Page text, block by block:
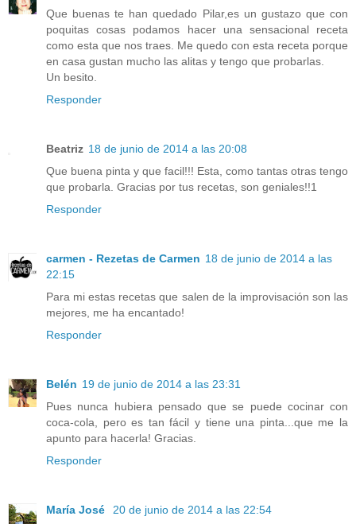
Que buenas te han quedado Pilar,es un gustazo que con
poquitas cosas podamos hacer una sensacional receta
como esta que nos traes. Me quedo con esta receta porque
en casa gustan mucho las alitas y tengo que probarlas.
Un besito.
Responder
Beatriz 18 de junio de 2014 a las 20:08
Que buena pinta y que facil!!! Esta, como tantas otras tengo
que probarla. Gracias por tus recetas, son geniales!!1
Responder
carmen - Rezetas de Carmen 18 de junio de 2014 a las
22:15
Para mi estas recetas que salen de la improvisación son las
mejores, me ha encantado!
Responder
Belén 19 de junio de 2014 a las 23:31
Pues nunca hubiera pensado que se puede cocinar con
coca-cola, pero es tan fácil y tiene una pinta...que me la
apunto para hacerla! Gracias.
Responder
María José
20 de junio de 2014 a las 22:54